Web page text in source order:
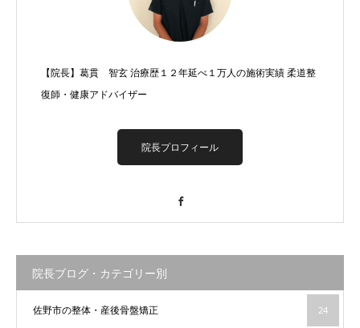
【院長】葛貫 智玄 治療歴１２年延べ１万人の施術実績 柔道整
復師・健康アドバイザー
院長プロフィール
院長ブログ・カテゴリー別
佐野市の整体・産後骨盤矯正 24